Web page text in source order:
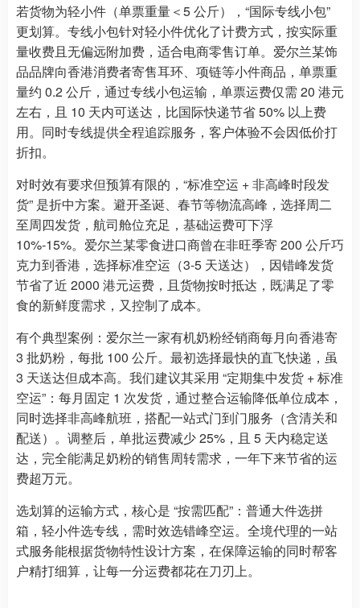
若货物为轻小件（单票重量＜5 公斤），“国际专线小包”
更划算。专线小包针对轻小件优化了计费方式，按实际重
量收费且无偏远附加费，适合电商零售订单。爱尔兰某饰
品品牌向香港消费者寄售耳环、项链等小件商品，单票重
量约 0.2 公斤，通过专线小包运输，单票运费仅需 20 港元
左右，且 10 天内可送达，比国际快递节省 50% 以上费
用。同时专线提供全程追踪服务，客户体验不会因低价打
折扣。
对时效有要求但预算有限的，“标准空运 + 非高峰时段发
货” 是折中方案。避开圣诞、春节等物流高峰，选择周二
至周四发货，航司舱位充足，基础运费可下浮
10%-15%。爱尔兰某零食进口商曾在非旺季寄 200 公斤巧
克力到香港，选择标准空运（3-5 天送达），因错峰发货
节省了近 2000 港元运费，且货物按时抵达，既满足了零
食的新鲜度需求，又控制了成本。
有个典型案例：爱尔兰一家有机奶粉经销商每月向香港寄
3 批奶粉，每批 100 公斤。最初选择最快的直飞快递，虽
3 天送达但成本高。我们建议其采用 “定期集中发货 + 标准
空运”：每月固定 1 次发货，通过整合运输降低单位成本，
同时选择非高峰航班，搭配一站式门到门服务（含清关和
配送）。调整后，单批运费减少 25%，且 5 天内稳定送
达，完全能满足奶粉的销售周转需求，一年下来节省的运
费超万元。
选划算的运输方式，核心是 “按需匹配”：普通大件选拼
箱，轻小件选专线，需时效选错峰空运。全境代理的一站
式服务能根据货物特性设计方案，在保障运输的同时帮客
户精打细算，让每一分运费都花在刀刃上。